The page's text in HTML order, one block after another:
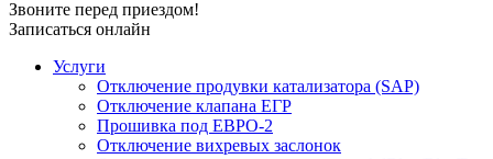
Звоните перед приездом!
Записаться онлайн
Услуги
Отключение продувки катализатора (SAP)
Отключение клапана ЕГР
Прошивка под ЕВРО-2
Отключение вихревых заслонок